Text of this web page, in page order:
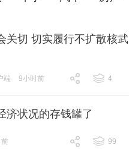
关切 切实履行不扩散核武
端 9小时前
4
济状况的存钱罐了
99